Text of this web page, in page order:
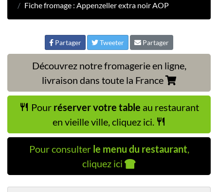
Fiche fromage : Appenzeller extra noir AOP
Partager Tweeter Partager
Découvrez notre fromagerie en ligne,
livraison dans toute la France
Pour réserver votre table au restaurant
en vieille ville, cliquez ici.
Pour consulter le menu du restaurant,
cliquez ici